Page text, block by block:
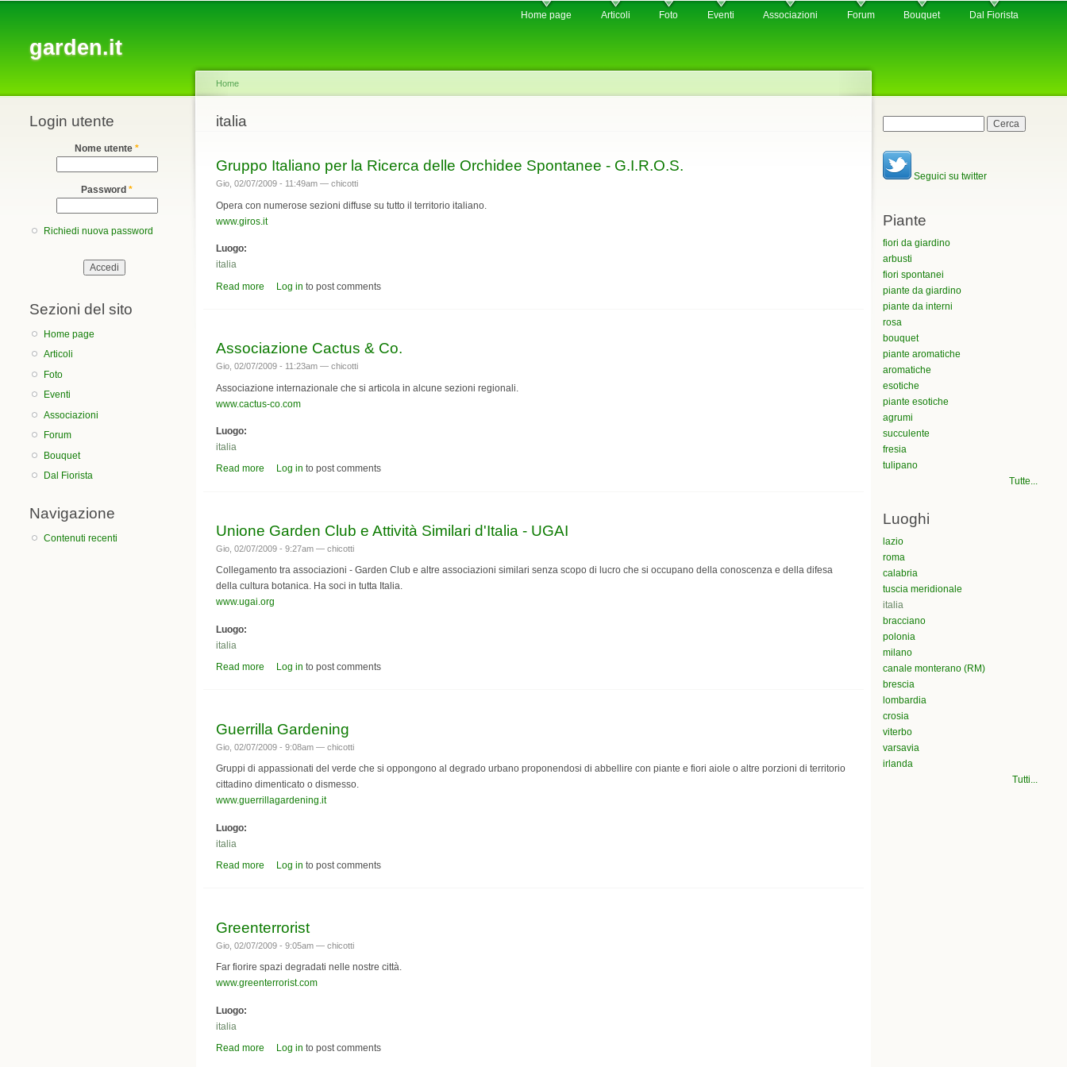
garden.it
Home page Articoli Foto Eventi Associazioni Forum Bouquet Dal Fiorista
Login utente
Nome utente *
Password *
Richiedi nuova password
Sezioni del sito
Home page
Articoli
Foto
Eventi
Associazioni
Forum
Bouquet
Dal Fiorista
Navigazione
Contenuti recenti
You are here
Home
italia
Gruppo Italiano per la Ricerca delle Orchidee Spontanee - G.I.R.O.S.
Gio, 02/07/2009 - 11:49am — chicotti
Opera con numerose sezioni diffuse su tutto il territorio italiano.
www.giros.it
Luogo:
italia
Read more about Gruppo Italiano per la Ricerca delle Orchidee Spontanee - G.I.R.O.S.
Log in to post comments
Associazione Cactus & Co.
Gio, 02/07/2009 - 11:23am — chicotti
Associazione internazionale che si articola in alcune sezioni regionali.
www.cactus-co.com
Luogo:
italia
Read more about Associazione Cactus & Co.
Log in to post comments
Unione Garden Club e Attività Similari d'Italia - UGAI
Gio, 02/07/2009 - 9:27am — chicotti
Collegamento tra associazioni - Garden Club e altre associazioni similari senza scopo di lucro che si occupano della conoscenza e della difesa
della cultura botanica. Ha soci in tutta Italia.
www.ugai.org
Luogo:
italia
Read more about Unione Garden Club e Attività Similari d'Italia - UGAI
Log in to post comments
Guerrilla Gardening
Gio, 02/07/2009 - 9:08am — chicotti
Gruppi di appassionati del verde che si oppongono al degrado urbano proponendosi di abbellire con piante e fiori aiole o altre porzioni di territorio
cittadino dimenticato o dismesso.
www.guerrillagardening.it
Luogo:
italia
Read more about Guerrilla Gardening
Log in to post comments
Greenterrorist
Gio, 02/07/2009 - 9:05am — chicotti
Far fiorire spazi degradati nelle nostre città.
www.greenterrorist.com
Luogo:
italia
Read more about Greenterrorist
Log in to post comments
Maschera di ricerca
Seguici su twitter
Piante
fiori da giardino
arbusti
fiori spontanei
piante da giardino
piante da interni
rosa
bouquet
piante aromatiche
aromatiche
esotiche
piante esotiche
agrumi
succulente
fresia
tulipano
Tutte...
Luoghi
lazio
roma
calabria
tuscia meridionale
italia
bracciano
polonia
milano
canale monterano (RM)
brescia
lombardia
crosia
viterbo
varsavia
irlanda
Tutti...